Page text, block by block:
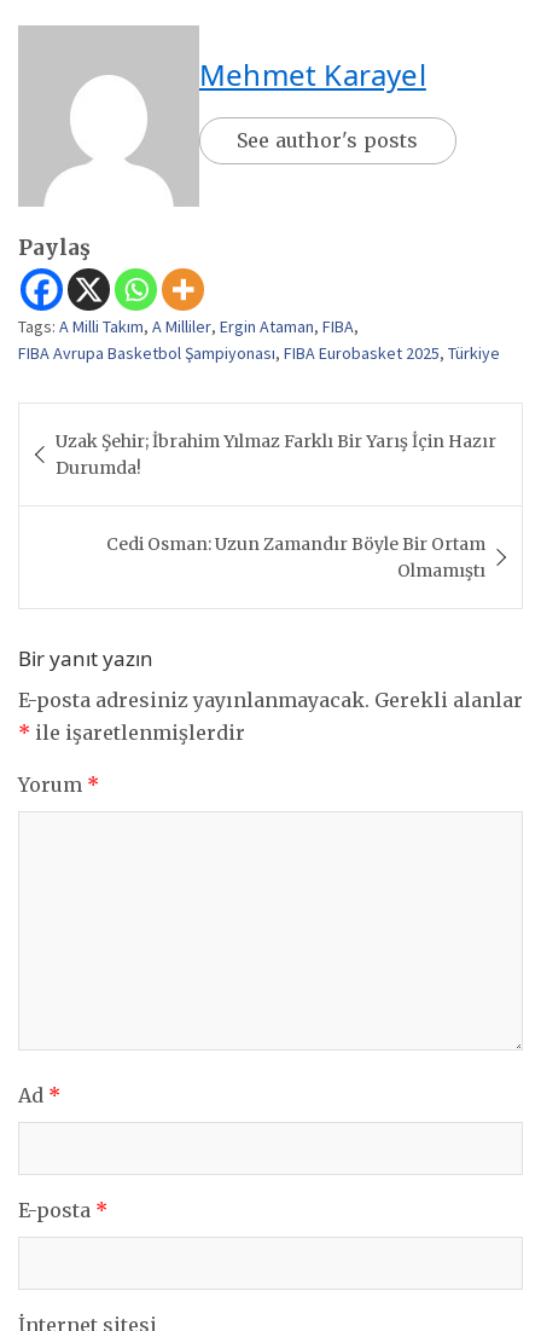
Mehmet Karayel
See author's posts
Paylaş
Tags: A Milli Takım, A Milliler, Ergin Ataman, FIBA,
FIBA Avrupa Basketbol Şampiyonası, FIBA Eurobasket 2025, Türkiye
gezinmesi
Uzak Şehir; İbrahim Yılmaz Farklı Bir Yarış İçin Hazır
Durumda!
Cedi Osman: Uzun Zamandır Böyle Bir Ortam
Olmamıştı
Bir yanıt yazın
E-posta adresiniz yayınlanmayacak. Gerekli alanlar
* ile işaretlenmişlerdir
Yorum *
Ad *
E-posta *
İnternet sitesi